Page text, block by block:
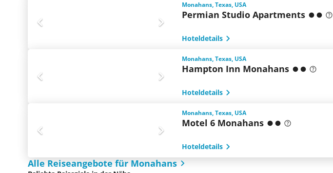
Monahans, Texas, USA
Permian Studio Apartments
Hoteldetails
Monahans, Texas, USA
Hampton Inn Monahans
Hoteldetails
Monahans, Texas, USA
Motel 6 Monahans
Hoteldetails
Alle Reiseangebote für Monahans